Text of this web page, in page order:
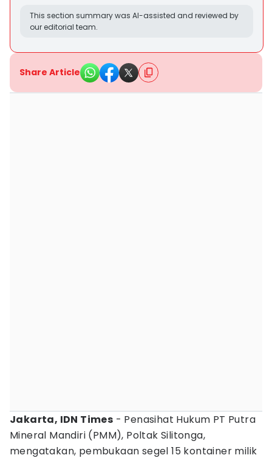
This section summary was AI-assisted and reviewed by
our editorial team.
Share Article
Jakarta, IDN Times - Penasihat Hukum PT Putra
Mineral Mandiri (PMM), Poltak Silitonga,
mengatakan, pembukaan segel 15 kontainer milik